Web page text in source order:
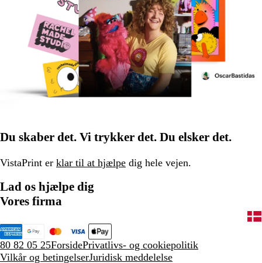
Du skaber det. Vi trykker det. Du elsker det.
VistaPrint er klar til at hjælpe dig hele vejen.
Lad os hjælpe dig
Vores firma
80 82 05 25ForsidePrivatlivs- og cookiepolitik
Vilkår og betingelserJuridisk meddelelse